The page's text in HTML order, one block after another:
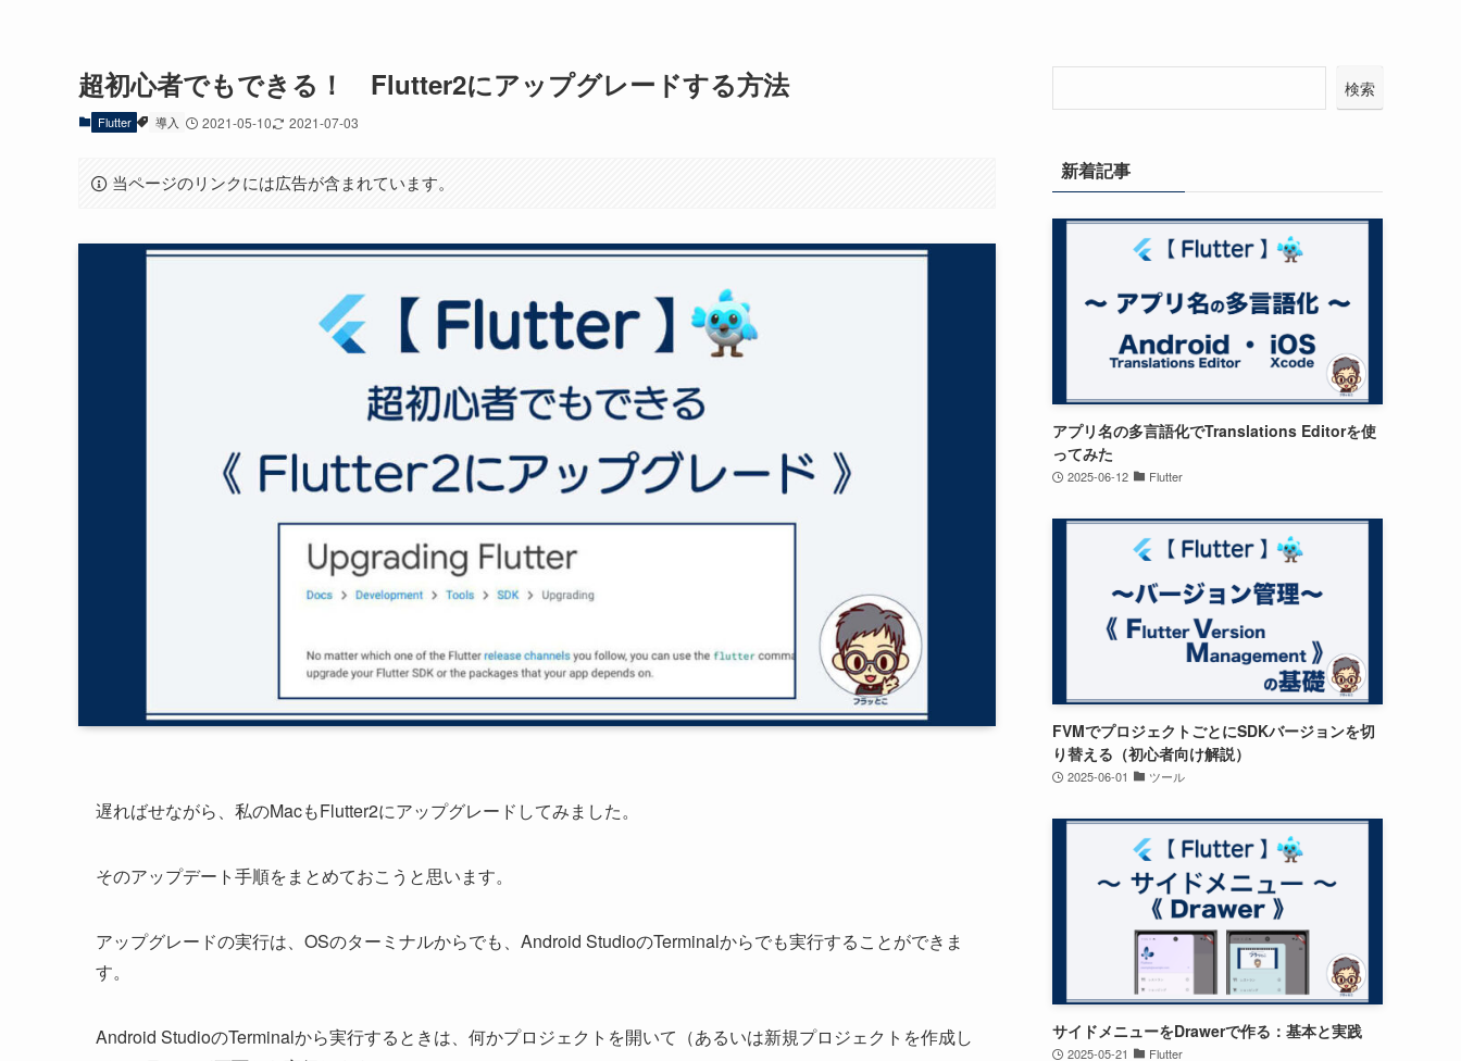
超初心者でもできる！ Flutter2にアップグレードする方法
Flutter 導入 2021-05-10 2021-07-03
当ページのリンクには広告が含まれています。
遅ればせながら、私のMacもFlutter2にアップグレードしてみました。
そのアップデート手順をまとめておこうと思います。
アップグレードの実行は、OSのターミナルからでも、Android StudioのTerminalからでも実行することができま
す。
Android StudioのTerminalから実行するときは、何かプロジェクトを開いて（あるいは新規プロジェクトを作成し
検索
新着記事
アプリ名の多言語化でTranslations Editorを使
ってみた
2025-06-12 Flutter
FVMでプロジェクトごとにSDKバージョンを切
り替える（初心者向け解説）
2025-06-01 ツール
サイドメニューをDrawerで作る：基本と実践
2025-05-21 Flutter